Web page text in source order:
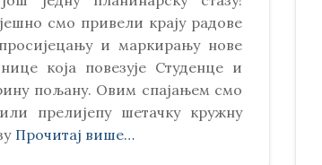
смо привели крају радове
и маркирању нове
која повезује Студенце и
пољану. Овим спајањем смо
прелијепу шетачку кружну
Прочитај више…